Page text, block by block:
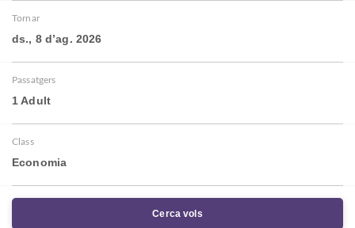
Tornar
ds., 8 d’ag. 2026
Passatgers
1 Adult
Class
Economia
Cerca vols